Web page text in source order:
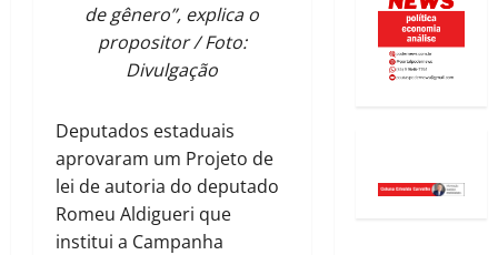
de gênero”, explica o
propositor / Foto:
Divulgação
Deputados estaduais
aprovaram um Projeto de
lei de autoria do deputado
Romeu Aldigueri que
institui a Campanha